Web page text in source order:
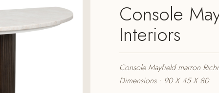
Console
Interiors
Console Mayfield marron
Dimensions : 90 X 45 X 80